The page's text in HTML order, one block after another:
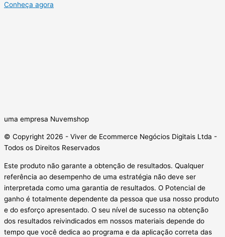
Conheça agora
uma empresa Nuvemshop
© Copyright 2026 - Viver de Ecommerce Negócios Digitais Ltda -
Todos os Direitos Reservados
Este produto não garante a obtenção de resultados. Qualquer
referência ao desempenho de uma estratégia não deve ser
interpretada como uma garantia de resultados. O Potencial de
ganho é totalmente dependente da pessoa que usa nosso produto
e do esforço apresentado. O seu nível de sucesso na obtenção
dos resultados reivindicados em nossos materiais depende do
tempo que você dedica ao programa e da aplicação correta das